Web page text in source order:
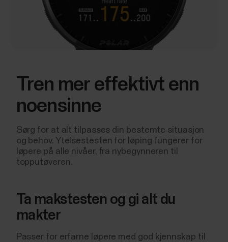
Tren mer effektivt enn
noensinne
Sørg for at alt tilpasses din bestemte situasjon
og behov. Ytelsestesten for løping fungerer for
løpere på alle nivåer, fra nybegynneren til
topputøveren.
Ta makstesten og gi alt du
makter
Passer for erfarne løpere med god kjennskap til